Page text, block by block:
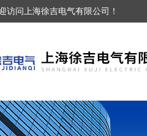
访问上海徐吉电气有限公司！